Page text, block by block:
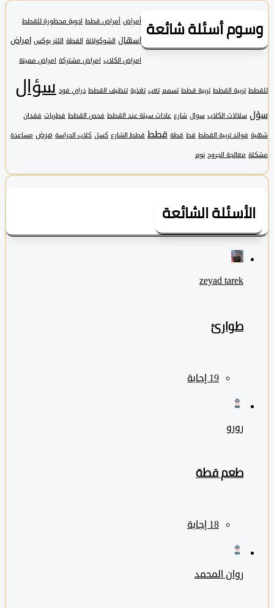
أسئلة شائعة أمراض قطط ادوية محظورة للقطط
اسهال الشوكولاتة القطة اللتر بوكس امراض
امراض الكلاب امراض مشتركة امراض مميتة
تربية القطط تربية قطط تسمم تعب تغذية تنظيف القطط دراي فود سؤال
سلالات الكلاب سوال شارع عادات سيئة عند القطط فحص القطط فطريات فقدان
فوائد تربية القطط قط قطة قطط قطط الشارع كسل كلاب الحراسة مرض مساعدة
معالجة الجروح نوم
الشائعة
zeyad ‎tarek
طوارئ
طعم قطة
روان المحمد